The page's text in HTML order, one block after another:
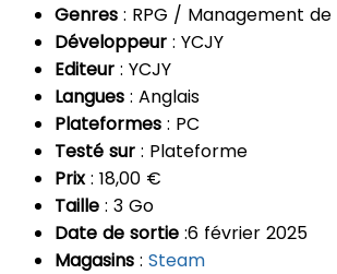
Genres : RPG / Management de
Développeur : YCJY
Editeur : YCJY
Langues : Anglais
Plateformes : PC
Testé sur : Plateforme
Prix: 18,00 €
Taille : 3 Go
Date de sortie :6 février 2025
Magasins : Steam